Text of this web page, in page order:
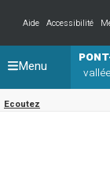
Aide
Accessibilité
Ecoutez
Menu